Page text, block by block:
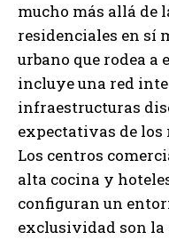
mucho más allá de
residenciales en sí
urbano que rodea
incluye una red
infraestructuras
expectativas de los
Los centros
alta cocina y
configuran un
exclusividad son la